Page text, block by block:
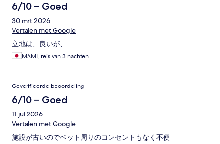
6/10 – Goed
30 mrt 2026
Vertalen met Google
立地は、良いが、
MAMI, reis van 3 nachten
Geverifieerde beoordeling
6/10 – Goed
11 jul 2026
Vertalen met Google
施設が古いのでベット周りのコンセントもなく不便